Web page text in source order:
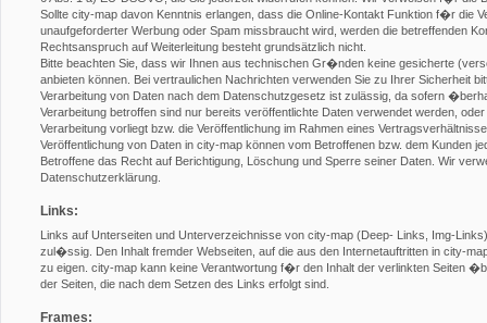
Sollte city-map davon Kenntnis erlangen, dass die Online-Kontakt Funktion f�r die
unaufgeforderter Werbung oder Spam missbraucht wird, werden die betreffenden
Rechtsanspruch auf Weiterleitung besteht grundsätzlich nicht.
Bitte beachten Sie, dass wir Ihnen aus technischen Gr�nden keine gesicherte
anbieten können. Bei vertraulichen Nachrichten verwenden Sie zu Ihrer Sicherheit
Verarbeitung von Daten nach dem Datenschutzgesetz ist zulässig, da sofern
Verarbeitung betroffen sind nur bereits veröffentlichte Daten verwendet werden,
Verarbeitung vorliegt bzw. die Veröffentlichung im Rahmen eines
Veröffentlichung von Daten in city-map können vom Betroffenen bzw. dem Kunden
Betroffene das Recht auf Berichtigung, Löschung und Sperre seiner Daten. Wir
Datenschutzerklärung.
Links:
Links auf Unterseiten und Unterverzeichnisse von city-map (Deep- Links, Img-
zul�ssig. Den Inhalt fremder Webseiten, auf die aus den Internetauftritten in city-
zu eigen. city-map kann keine Verantwortung f�r den Inhalt der verlinkten Seiten
der Seiten, die nach dem Setzen des Links erfolgt sind.
Frames: